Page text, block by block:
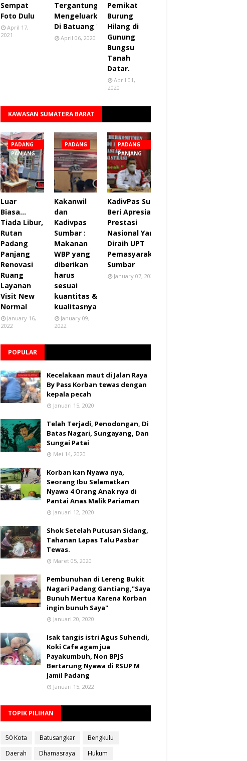
Sempat
Foto Dulu
April 17,
2021
Tergantung sudah
Mengeluarkan Bau
Di Batuang Taba.
April 06, 2020
Pemikat
Burung
Hilang di
Gunung
Bungsu
Tanah
Datar.
April 01,
2020
KAWASAN SUMATERA BARAT
Lihat semua
PADANG
PANJANG
Luar
Biasa...
Tiada Libur,
Rutan
Padang
Panjang
Renovasi
Ruang
Layanan
Visit New
Normal
January 16,
2022
PADANG
Kakanwil
dan
Kadivpas
Sumbar :
Makanan
WBP yang
diberikan
harus
sesuai
kuantitas &
kualitasnya
January 09,
2022
PADANG
PANJANG
KadivPas Sumbar
Beri Apresiasi 27
Prestasi
Nasional Yang
Diraih UPT
Pemasyarakatan
Sumbar
January 07, 2022
POPULAR
Kecelakaan maut di Jalan Raya
By Pass Korban tewas dengan
kepala pecah
Januari 15, 2020
Telah Terjadi, Penodongan, Di
Batas Nagari, Sungayang, Dan
Sungai Patai
Mei 14, 2020
Korban kan Nyawa nya,
Seorang Ibu Selamatkan
Nyawa 4 Orang Anak nya di
Pantai Anas Malik Pariaman
Januari 12, 2020
Shok Setelah Putusan Sidang,
Tahanan Lapas Talu Pasbar
Tewas.
Maret 05, 2020
Pembunuhan di Lereng Bukit
Nagari Padang Gantiang,"Saya
Bunuh Mertua Karena Korban
ingin bunuh Saya"
Januari 20, 2020
Isak tangis istri Agus Suhendi,
Koki Cafe agam jua
Payakumbuh, Non BPJS
Bertarung Nyawa di RSUP M
Jamil Padang
Januari 15, 2022
TOPIK PILIHAN
50 Kota Batusangkar
Bengkulu
Daerah
Dhamasraya Hukum